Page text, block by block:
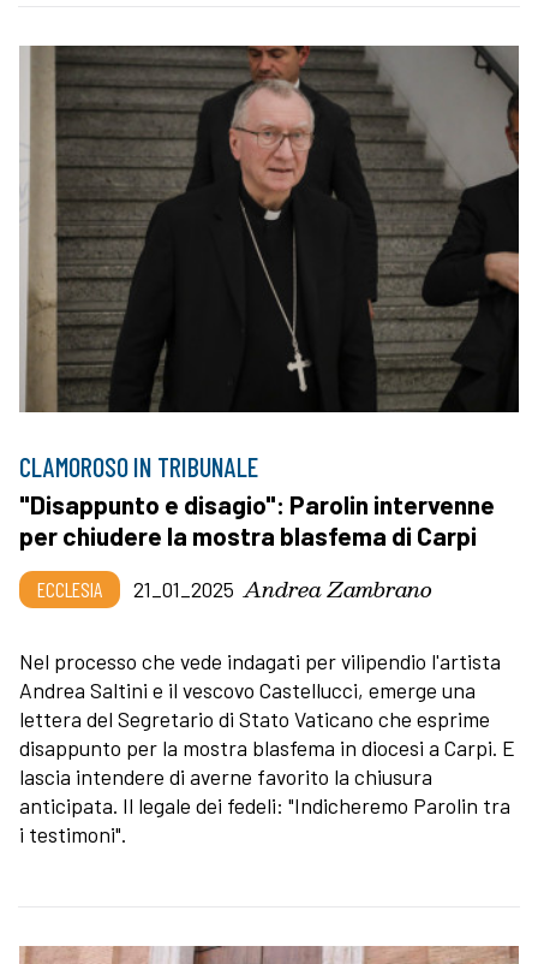
CLAMOROSO IN TRIBUNALE
"Disappunto e disagio": Parolin intervenne
per chiudere la mostra blasfema di Carpi
ECCLESIA 21_01_2025 Andrea Zambrano
Nel processo che vede indagati per vilipendio l'artista
Andrea Saltini e il vescovo Castellucci, emerge una
lettera del Segretario di Stato Vaticano che esprime
disappunto per la mostra blasfema in diocesi a Carpi. E
lascia intendere di averne favorito la chiusura
anticipata. Il legale dei fedeli: "Indicheremo Parolin tra
i testimoni".